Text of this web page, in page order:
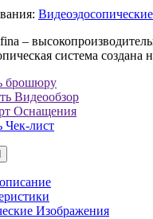
–
система
брошюру
Видеообзор
Оснащения
Чек-лист
Изображения